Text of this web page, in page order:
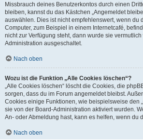
Missbrauch deines Benutzerkontos durch einen
bleiben, kannst du das Kästchen „Angemeldet
auswählen. Dies ist nicht empfehlenswert, wenn du
Computer, zum Beispiel in einem Internetcafé,
nicht zur Verfügung steht, dann wurde sie
Administration ausgeschaltet.
Nach oben
Wozu ist die Funktion „Alle Cookies löschen“?
„Alle Cookies löschen“ löscht die Cookies, die
sorgen, dass du im Forum angemeldet bleibst.
Cookies einige Funktionen, wie beispielsweise den
sie von der Board-Administration aktiviert wurden.
An- oder Abmeldung hast, kann es helfen, wenn du
Nach oben